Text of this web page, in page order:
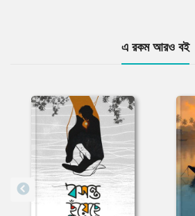
এ রকম আরও বই